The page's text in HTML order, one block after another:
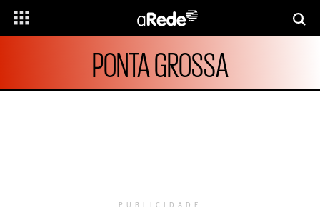
PONTA GROSSA
PUBLICIDADE